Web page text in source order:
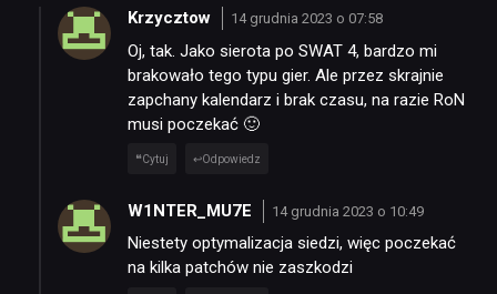
Krzycztow 14 grudnia 2023 o 07:58
Oj, tak. Jako sierota po SWAT 4, bardzo mi
brakowało tego typu gier. Ale przez skrajnie
zapchany kalendarz i brak czasu, na razie RoN
musi poczekać 🙂
Cytuj Odpowiedz
W1NTER_MU7E 14 grudnia 2023 o 10:49
Niestety optymalizacja siedzi, więc poczekać
na kilka patchów nie zaszkodzi